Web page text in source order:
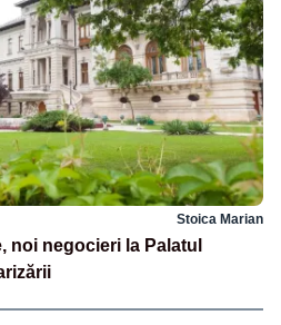
Stoica Marian
noi negocieri la Palatul